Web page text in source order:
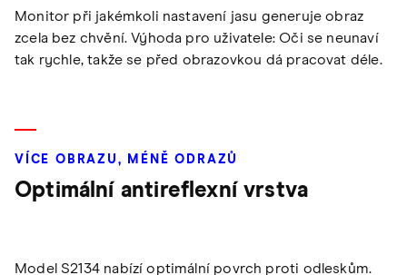
Monitor při jakémkoli nastavení jasu generuje obraz
zcela bez chvění. Výhoda pro uživatele: Oči se neunaví
tak rychle, takže se před obrazovkou dá pracovat déle.
VÍCE OBRAZU, MÉNĚ ODRAZŮ
Optimální antireflexní vrstva
Model S2134 nabízí optimální povrch proti odleskům.